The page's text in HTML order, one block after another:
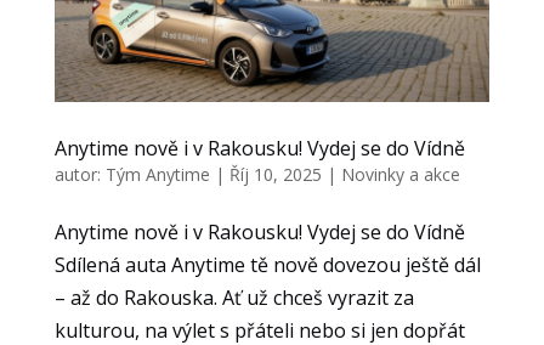
Anytime nově i v Rakousku! Vydej se do Vídně
autor: Tým Anytime | Říj 10, 2025 | Novinky a akce
Anytime nově i v Rakousku! Vydej se do Vídně
Sdílená auta Anytime tě nově dovezou ještě dál
– až do Rakouska. Ať už chceš vyrazit za
kulturou, na výlet s přáteli nebo si jen dopřát
Tyto
soubory
cookie
nejsou
Jsou
nezbytné
fungování
webových
stránek.